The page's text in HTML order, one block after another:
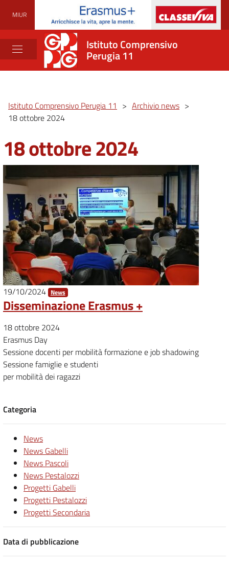
MIUR
Istituto Comprensivo
Perugia 11
Istituto Comprensivo Perugia 11 > Archivio news >
18 ottobre 2024
18 ottobre 2024
19/10/2024 News
Disseminazione Erasmus +
18 ottobre 2024
Erasmus Day
Sessione docenti per mobilità formazione e job shadowing
Sessione famiglie e studenti
per mobilità dei ragazzi
Categoria
News
News Gabelli
News Pascoli
News Pestalozzi
Progetti Gabelli
Progetti Pestalozzi
Progetti Secondaria
Data di pubblicazione